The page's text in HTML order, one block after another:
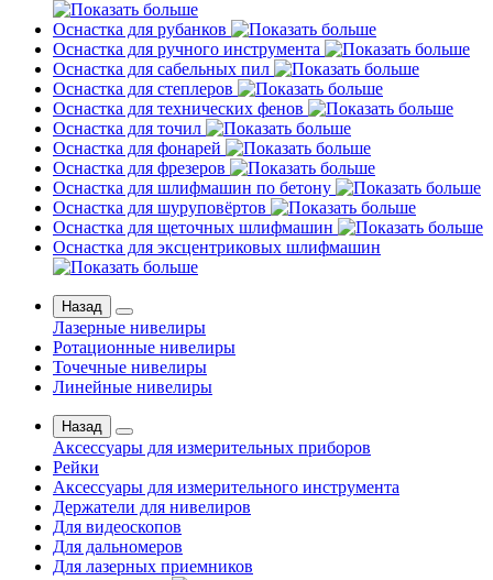
Оснастка для рубанков
Оснастка для ручного инструмента
Оснастка для сабельных пил
Оснастка для степлеров
Оснастка для технических фенов
Оснастка для точил
Оснастка для фонарей
Оснастка для фрезеров
Оснастка для шлифмашин по бетону
Оснастка для шуруповёртов
Оснастка для щеточных шлифмашин
Оснастка для эксцентриковых шлифмашин
Назад
Лазерные нивелиры
Ротационные нивелиры
Точечные нивелиры
Линейные нивелиры
Назад
Аксессуары для измерительных приборов
Рейки
Аксессуары для измерительного инструмента
Держатели для нивелиров
Для видеоскопов
Для дальномеров
Для лазерных приемников